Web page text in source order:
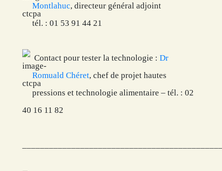
Montlahuc, directeur général adjoint
tél. : 01 53 91 44 21
Contact pour tester la technologie : Dr
Romuald Chéret, chef de projet hautes
pressions et technologie alimentaire – tél. : 02
40 16 11 82